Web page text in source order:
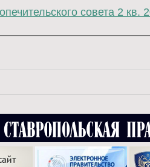
совета 2 кв.